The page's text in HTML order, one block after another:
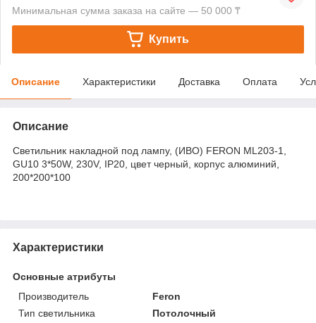
Минимальная сумма заказа на сайте — 50 000 ₸
Купить
Описание Характеристики Доставка Оплата
Описание
Светильник накладной под лампу, (ИВО) FERON ML203-1,
GU10 3*50W, 230V, IP20, цвет черный, корпус алюминий,
200*200*100
Характеристики
Основные атрибуты
Производитель
Feron
Тип светильника
Потолочный